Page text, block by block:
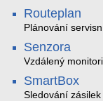
Routeplan
Plánování
Senzora
Vzdálený
SmartBox
Sledování